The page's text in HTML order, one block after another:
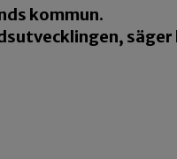
kommun.
säger